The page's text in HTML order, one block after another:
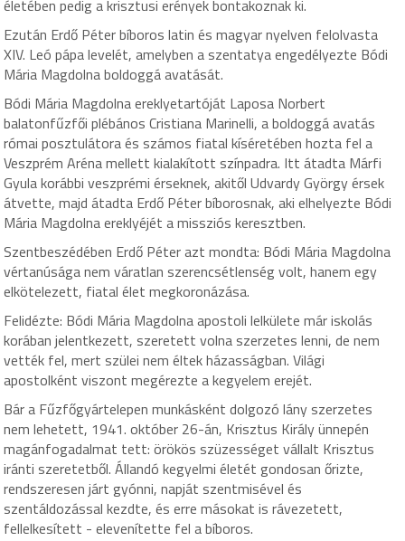
életében pedig a krisztusi erények bontakoznak ki.
Ezután Erdő Péter bíboros latin és magyar nyelven felolvasta
XIV. Leó pápa levelét, amelyben a szentatya engedélyezte Bódi
Mária Magdolna boldoggá avatását.
Bódi Mária Magdolna ereklyetartóját Laposa Norbert
balatonfűzfői plébános Cristiana Marinelli, a boldoggá avatás
római posztulátora és számos fiatal kíséretében hozta fel a
Veszprém Aréna mellett kialakított színpadra. Itt átadta Márfi
Gyula korábbi veszprémi érseknek, akitől Udvardy György érsek
átvette, majd átadta Erdő Péter bíborosnak, aki elhelyezte Bódi
Mária Magdolna ereklyéjét a missziós keresztben.
Szentbeszédében Erdő Péter azt mondta: Bódi Mária Magdolna
vértanúsága nem váratlan szerencsétlenség volt, hanem egy
elkötelezett, fiatal élet megkoronázása.
Felidézte: Bódi Mária Magdolna apostoli lelkülete már iskolás
korában jelentkezett, szeretett volna szerzetes lenni, de nem
vették fel, mert szülei nem éltek házasságban. Világi
apostolként viszont megérezte a kegyelem erejét.
Bár a Fűzfőgyártelepen munkásként dolgozó lány szerzetes
nem lehetett, 1941. október 26-án, Krisztus Király ünnepén
magánfogadalmat tett: örökös szüzességet vállalt Krisztus
iránti szeretetből. Állandó kegyelmi életét gondosan őrizte,
rendszeresen járt gyónni, napját szentmisével és
szentáldozással kezdte, és erre másokat is rávezetett,
fellelkesített - elevenítette fel a bíboros.